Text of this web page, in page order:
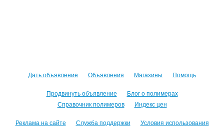
Дать объявление Объявления Магазины Помощь
Продвинуть объявление
Блог о полимерах
Справочник полимеров
Индекс цен
Реклама на сайте Служба поддержки
Условия использования